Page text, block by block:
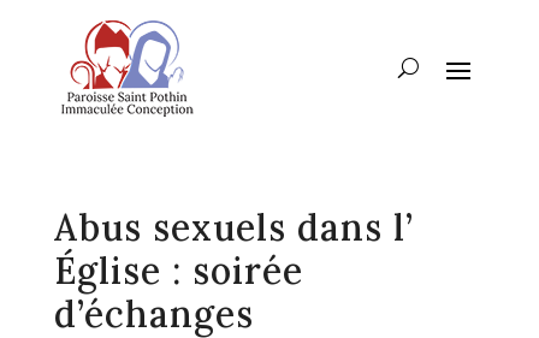
Abus sexuels dans l’
Église : soirée
d’échanges